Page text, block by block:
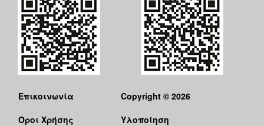
Επικοινωνία
Όροι Χρήσης
Copyright © 2026
Υλοποίηση